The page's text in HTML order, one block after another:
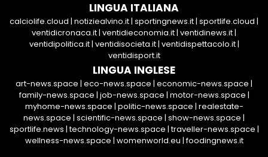
LINGUA ITALIANA
calciolife.cloud | notiziealvino.it| sportingnews.it| sportlife.cloud |
ventidicronaca.it| ventidieconomia.it| ventidinews.it|
ventidipolitica.it| ventidisocieta.it| ventidispettacolo.it|
ventidisport.it
LINGUA INGLESE
art-news.space | eco-news.space | economic-news.space |
family-news.space | job-news.space | motor-news.space |
myhome-news.space | politic-news.space | realestate-
news.space | scientific-news.space | show-news.space |
sportlife.news |technology-news.space |traveller-news.space |
wellness-news.space | womenworld.eu |foodingnews.it